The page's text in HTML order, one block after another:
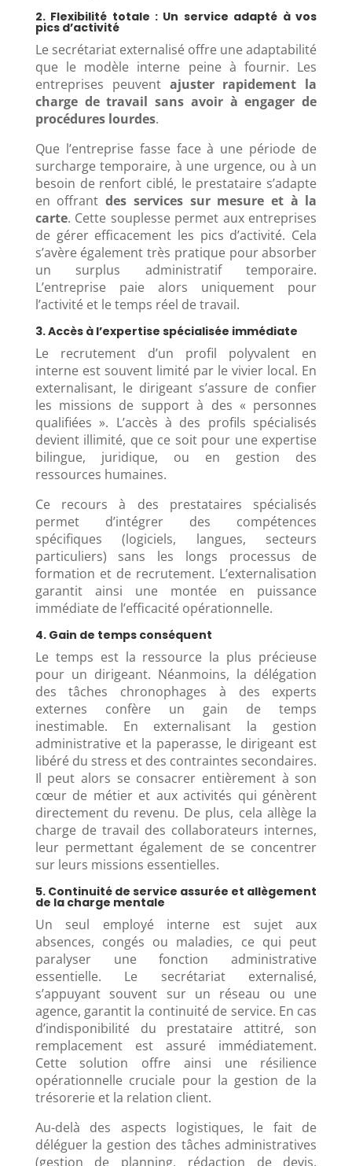
2. Flexibilité totale : Un service adapté à vos
pics d’activité
Le secrétariat externalisé offre une adaptabilité
que le modèle interne peine à fournir. Les
entreprises peuvent ajuster rapidement la
charge de travail sans avoir à engager de
procédures lourdes.
Que l’entreprise fasse face à une période de
surcharge temporaire, à une urgence, ou à un
besoin de renfort ciblé, le prestataire s’adapte
en offrantdes services sur mesure et à la
carte. Cette souplesse permet aux entreprises
de gérer efficacement les pics d’activité. Cela
s’avère également très pratique pour absorber
un surplus administratif temporaire.
L’entreprise paie alors uniquement pour
l’activité et le temps réel de travail.
3. Accès à l’expertise spécialisée immédiate
Le recrutement d’un profil polyvalent en
interne est souvent limité par le vivier local. En
externalisant, le dirigeant s’assure de confier
les missions de support à des « personnes
qualifiées ». L’accès à des profils spécialisés
devient illimité, que ce soit pour une expertise
bilingue, juridique, ou en gestion des
ressources humaines.
Ce recours à des prestataires spécialisés
permet d’intégrer des compétences
spécifiques (logiciels, langues, secteurs
particuliers) sans les longs processus de
formation et de recrutement. L’externalisation
garantit ainsi une montée en puissance
immédiate de l’efficacité opérationnelle.
4. Gain de temps conséquent
Le temps est la ressource la plus précieuse
pour un dirigeant. Néanmoins, la délégation
des tâches chronophages à des experts
externes confère un gain de temps
inestimable. En externalisant la gestion
administrative et la paperasse, le dirigeant est
libéré du stress et des contraintes secondaires.
Il peut alors se consacrer entièrement à son
cœur de métier et aux activités qui génèrent
directement du revenu. De plus, cela allège la
charge de travail des collaborateurs internes,
leur permettant également de se concentrer
sur leurs missions essentielles.
5. Continuité de service assurée et allègement
de la charge mentale
Un seul employé interne est sujet aux
absences, congés ou maladies, ce qui peut
paralyser une fonction administrative
essentielle. Le secrétariat externalisé,
s’appuyant souvent sur un réseau ou une
agence, garantit la continuité de service. En cas
d’indisponibilité du prestataire attitré, son
remplacement est assuré immédiatement.
Cette solution offre ainsi une résilience
opérationnelle cruciale pour la gestion de la
trésorerie et la relation client.
Au-delà des aspects logistiques, le fait de
déléguer la gestion des tâches administratives
(gestion de planning, rédaction de devis,